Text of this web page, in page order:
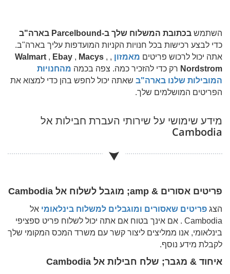
השתמש בכתובת המשלוח שלך ב-Parcelbound בארה"ב
כדי לבצע רכישות בכל חנויות הקניות המועדפות עליך בארה"ב.
אתה יכול לרכוש פריטים מאמזון ,
Walmart , Ebay , Macys ,
Nordstrom רק כדי להזכיר כמה. צפה בכמה מהחנויות
המובילות שלנו בארה"ב שאתה יכול לחפש בהן כדי למצוא את
הפריטים המושלמים שלך.
מידע שימושי על שירותי העברת חבילות אל
Cambodia
פריטים אסורים & amp; מוגבל לשלוח אל Cambodia
הצג פריטים שאסורים ומוגבלים למשלוח בינלאומי אל
Cambodia . אם אינך בטוח אם אתה יכול לשלוח פריט ספציפי
בינלאומי, אנו ממליצים ליצור קשר עם משרד המכס המקומי שלך
לקבלת מידע נוסף.
איחוד & מגבר; שלח חבילות אל Cambodia